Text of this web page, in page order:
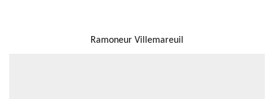
Ramoneur Villemareuil